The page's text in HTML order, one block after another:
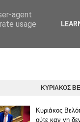
ΚΥΡΙΑΚΟΣ
Κυριάκος
ούτε καν γη
agent
usage